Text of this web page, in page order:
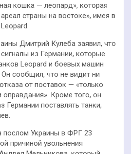
кошка — леопард», которая
страны на востоке», имея в
Дмитрий Кулеба заявил, что
из Германии, которые
Leopard и боевых машин
сообщил, что не видит ни
от поставок — «только
оправдания». Кроме того, он
Германии поставлять танки,
послом Украины в ФРГ 23
причиной увольнения